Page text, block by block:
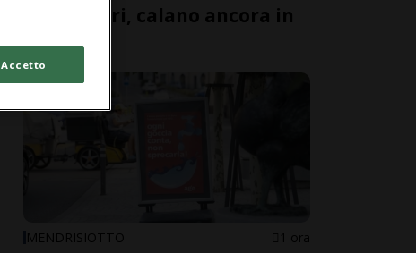
Frontalieri, calano ancora in
MENDRISIOTTO 1 ora
Accetto